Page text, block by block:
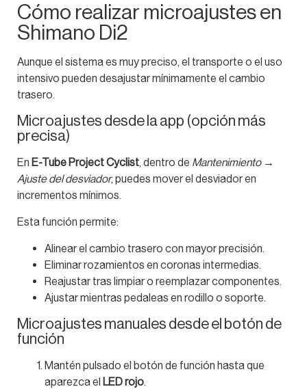
Cómo realizar microajustes en
Shimano Di2
Aunque el sistema es muy preciso, el transporte o el uso
intensivo pueden desajustar mínimamente el cambio
trasero.
Microajustes desde la app (opción más
precisa)
En E-Tube Project Cyclist, dentro de Mantenimiento →
Ajuste del desviador, puedes mover el desviador en
incrementos mínimos.
Esta función permite:
Alinear el cambio trasero con mayor precisión.
Eliminar rozamientos en coronas intermedias.
Reajustar tras limpiar o reemplazar componentes.
Ajustar mientras pedaleas en rodillo o soporte.
Microajustes manuales desde el botón de
función
Mantén pulsado el botón de función hasta que
aparezca el LED rojo.